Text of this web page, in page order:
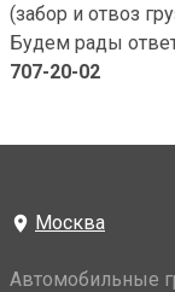
(забор и отвоз
Будем рады
707-20-02
Москва
Автомобильные